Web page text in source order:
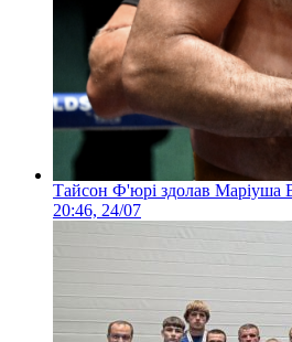
Тайсон Ф'юрі здолав Маріуша
20:46, 24/07